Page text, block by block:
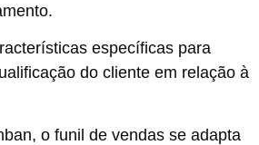
específicas para
do cliente em relação à
o funil de vendas se adapta